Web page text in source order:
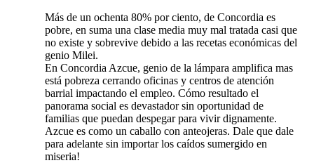
Más de un ochenta 80% por ciento, de Concordia es
pobre, en suma una clase media muy mal tratada casi que
no existe y sobrevive debido a las recetas económicas del
genio Milei.
En Concordia Azcue, genio de la lámpara amplifica mas
está pobreza cerrando oficinas y centros de atención
barrial impactando el empleo. Cómo resultado el
panorama social es devastador sin oportunidad de
familias que puedan despegar para vivir dignamente.
Azcue es como un caballo con anteojeras. Dale que dale
para adelante sin importar los caídos sumergido en
miseria!